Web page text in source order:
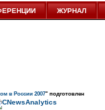
ЖУРНАЛ
в России 2007" подготовлен